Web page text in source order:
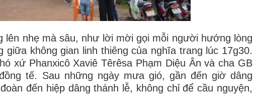
lên nhẹ mà sâu, như lời mời gọi mỗi người hướng lòng
không gian linh thiêng của nghĩa trang lúc 17g30.
xứ Phanxicô Xaviê Têrêsa Phạm Diệu Ân và cha GB
tế. Sau những ngày mưa gió, gần đến giờ dâng
đến hiệp dâng thánh lễ, không chỉ để cầu nguyện,